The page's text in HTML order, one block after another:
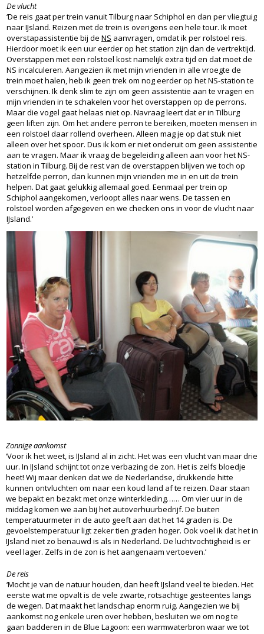
De vlucht
‘De reis gaat per trein vanuit Tilburg naar Schiphol en dan per vliegtuig
naar IJsland. Reizen met de trein is overigens een hele tour. Ik moet
overstapassistentie bij de NS aanvragen, omdat ik per rolstoel reis.
Hierdoor moet ik een uur eerder op het station zijn dan de vertrektijd.
Overstappen met een rolstoel kost namelijk extra tijd en dat moet de
NS incalculeren. Aangezien ik met mijn vrienden in alle vroegte de
trein moet halen, heb ik geen trek om nog eerder op het NS-station te
verschijnen. Ik denk slim te zijn om geen assistentie aan te vragen en
mijn vrienden in te schakelen voor het overstappen op de perrons.
Maar die vogel gaat helaas niet op. Navraag leert dat er in Tilburg
geen liften zijn. Om het andere perron te bereiken, moeten mensen in
een rolstoel daar rollend overheen. Alleen mag je op dat stuk niet
alleen over het spoor. Dus ik kom er niet onderuit om geen assistentie
aan te vragen. Maar ik vraag de begeleiding alleen aan voor het NS-
station in Tilburg. Bij de rest van de overstappen blijven we toch op
hetzelfde perron, dan kunnen mijn vrienden me in en uit de trein
helpen. Dat gaat gelukkig allemaal goed. Eenmaal per trein op
Schiphol aangekomen, verloopt alles naar wens. De tassen en
rolstoel worden afgegeven en we checken ons in voor de vlucht naar
IJsland.’
Zonnige aankomst
‘Voor ik het weet, is IJsland al in zicht. Het was een vlucht van maar drie
uur. In IJsland schijnt tot onze verbazing de zon. Het is zelfs bloedje
heet! Wij maar denken dat we de Nederlandse, drukkende hitte
kunnen ontvluchten om naar een koud land af te reizen. Daar staan
we bepakt en bezakt met onze winterkleding…… Om vier uur in de
middag komen we aan bij het autoverhuurbedrijf. De buiten
temperatuurmeter in de auto geeft aan dat het 14 graden is. De
gevoelstemperatuur ligt zeker tien graden hoger. Ook voel ik dat het in
IJsland niet zo benauwd is als in Nederland. De luchtvochtigheid is er
veel lager. Zelfs in de zon is het aangenaam vertoeven.’
De reis
‘Mocht je van de natuur houden, dan heeft IJsland veel te bieden. Het
eerste wat me opvalt is de vele zwarte, rotsachtige gesteentes langs
de wegen. Dat maakt het landschap enorm ruig. Aangezien we bij
aankomst nog enkele uren over hebben, besluiten we om nog te
gaan badderen in de Blue Lagoon: een warmwaterbron waar we tot